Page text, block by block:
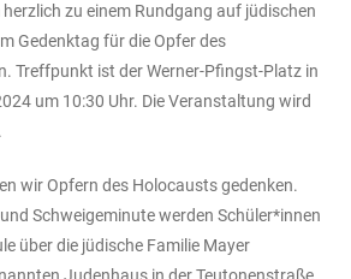
zu einem Rundgang auf jüdischen
Gedenktag für die Opfer des
Treffpunkt ist der Werner-Pfingst-Platz in
um 10:30 Uhr. Die Veranstaltung wird
wir Opfern des Holocausts gedenken.
Schweigeminute werden Schüler*innen
über die jüdische Familie Mayer